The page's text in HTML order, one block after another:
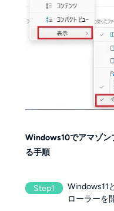
Windows10でアマゾン
る手順
Step1
Windows11
ローラーを